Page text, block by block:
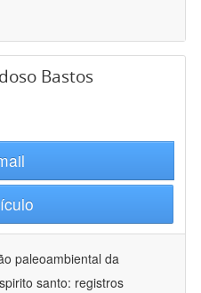
Bastos
paleoambiental da
santo: registros